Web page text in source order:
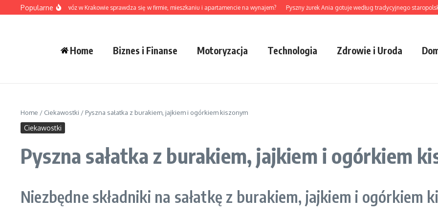
Przejdź do treści
Popularne
Kiedy pranie na dowóz w Krakowie sprawdza się w firmie, mieszkaniu i apartamencie na wynajem? Pyszny żurek Ania gotuje według tradycyjnego
Home Biznes i Finanse Motoryzacja Technologia Zdrowie i Uroda
Home / Ciekawostki / Pyszna sałatka z burakiem, jajkiem i ogórkiem kiszonym
Ciekawostki
Pyszna sałatka z burakiem, jajkiem i ogórkiem
Niezbędne składniki na sałatkę z burakiem, jajkiem i ogórkiem